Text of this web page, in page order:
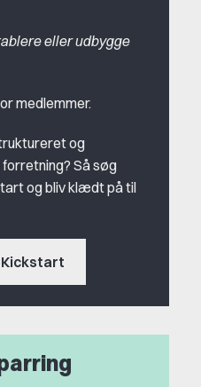
eller udbygge
medlemmer.
og
Så søg
og bliv klædt på til